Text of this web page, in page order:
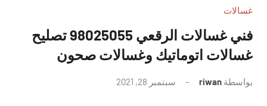
غسالات
فني غسالات الرقعي 98025055 تصليح
غسالات اتوماتيك وغسالات صحون
بواسطة riwan سبتمبر 28, 2021